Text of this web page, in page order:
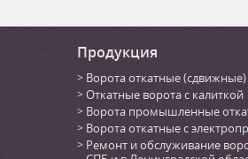
Продукция
Ворота откатные (сдвижные)
Откатные ворота с калиткой
Ворота промышленные
Ворота откатные с
Ремонт и обслуживание